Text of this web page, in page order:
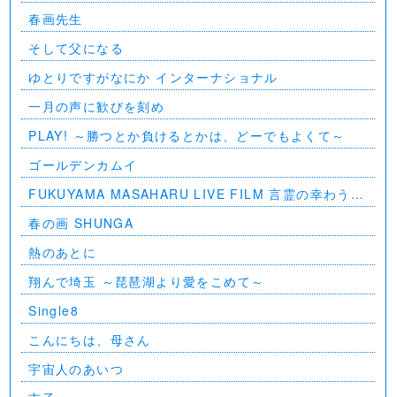
春画先生
そして父になる
ゆとりですがなにか インターナショナル
一月の声に歓びを刻め
PLAY! ～勝つとか負けるとかは、どーでもよくて～
ゴールデンカムイ
FUKUYAMA MASAHARU LIVE FILM 言霊の幸わう夏
@NIPPON BUDOKAN 2023
春の画 SHUNGA
熱のあとに
翔んで埼玉 ～琵琶湖より愛をこめて～
Single8
こんにちは、母さん
宇宙人のあいつ